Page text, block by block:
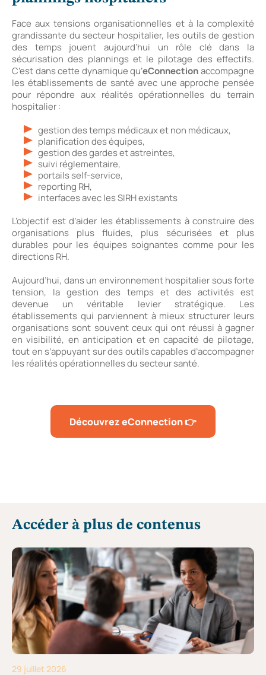
Face aux tensions organisationnelles et à la complexité
grandissante du secteur hospitalier, les outils de gestion
des temps jouent aujourd’hui un rôle clé dans la
sécurisation des plannings et le pilotage des effectifs.
C’est dans cette dynamique qu’eConnectionaccompagne
les établissements de santé avec une approche pensée
pour répondre aux réalités opérationnelles du terrain
hospitalier :
gestion des temps médicaux et non médicaux,
planification des équipes,
gestion des gardes et astreintes,
suivi réglementaire,
portails self-service,
reporting RH,
interfaces avec les SIRH existants
L’objectif est d’aider les établissements à construire des
organisations plus fluides, plus sécurisées et plus
durables pour les équipes soignantes comme pour les
directions RH.
Aujourd’hui, dans un environnement hospitalier sous forte
tension, la gestion des temps et des activités est
devenue un véritable levier stratégique. Les
établissements qui parviennent à mieux structurer leurs
organisations sont souvent ceux qui ont réussi à gagner
en visibilité, en anticipation et en capacité de pilotage,
tout en s’appuyant sur des outils capables d’accompagner
les réalités opérationnelles du secteur santé.
Découvrez eConnection 👉
Accéder à plus de contenus
29 juillet 2026